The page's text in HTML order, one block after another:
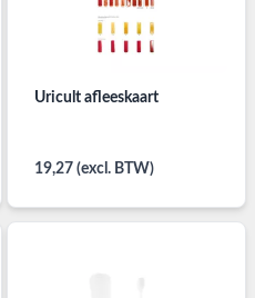
Uricult afleeskaart
19,27 (excl. BTW)